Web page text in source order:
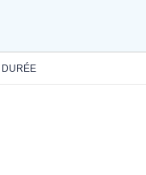
DURÉE